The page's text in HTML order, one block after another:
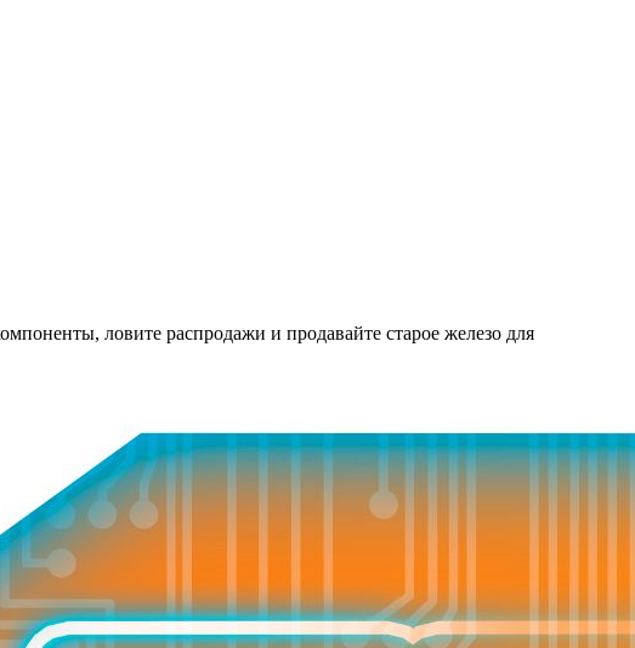
ловите распродажи и продавайте старое железо для